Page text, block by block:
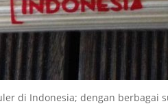
di Indonesia; dengan